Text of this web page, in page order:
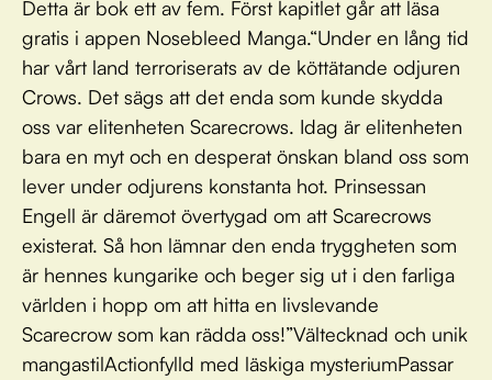
Detta är bok ett av fem. Först kapitlet går att läsa
gratis i appen Nosebleed Manga.“Under en lång tid
har vårt land terroriserats av de köttätande odjuren
Crows. Det sägs att det enda som kunde skydda
oss var elitenheten Scarecrows. Idag är elitenheten
bara en myt och en desperat önskan bland oss som
lever under odjurens konstanta hot. Prinsessan
Engell är däremot övertygad om att Scarecrows
existerat. Så hon lämnar den enda tryggheten som
är hennes kungarike och beger sig ut i den farliga
världen i hopp om att hitta en livslevande
Scarecrow som kan rädda oss!”Vältecknad och unik
mangastilActionfylld med läskiga mysteriumPassar